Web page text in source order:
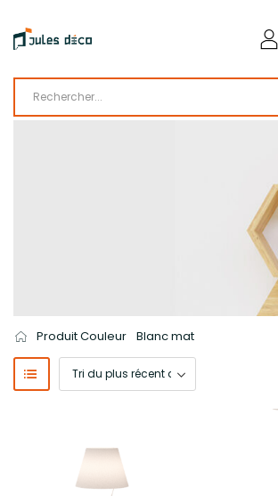
Produit Couleur Blanc mat